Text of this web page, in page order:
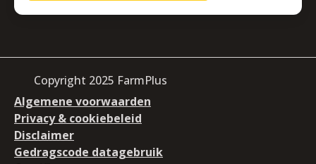
Copyright 2025 FarmPlus
Algemene voorwaarden
Privacy & cookiebeleid
Disclaimer
Gedragscode datagebruik